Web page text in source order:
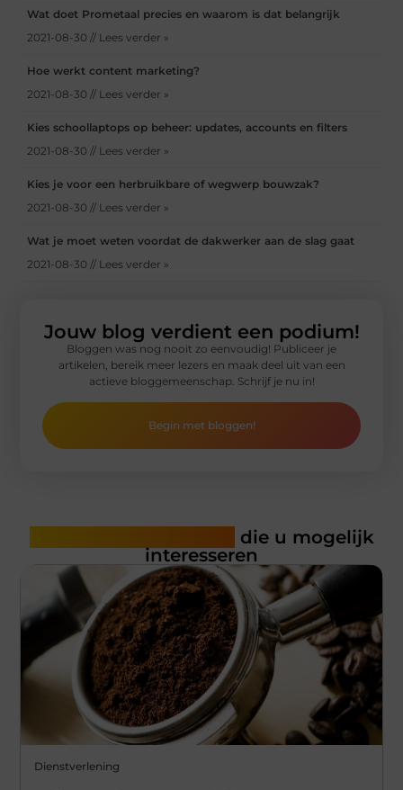
Wat doet Prometaal precies en waarom is dat belangrijk
2021-08-30 // Lees verder »
Hoe werkt content marketing?
2021-08-30 // Lees verder »
Kies schoollaptops op beheer: updates, accounts en filters
2021-08-30 // Lees verder »
Kies je voor een herbruikbare of wegwerp bouwzak?
2021-08-30 // Lees verder »
Wat je moet weten voordat de dakwerker aan de slag gaat
2021-08-30 // Lees verder »
Jouw blog verdient een podium!
Bloggen was nog nooit zo eenvoudig! Publiceer je
artikelen, bereik meer lezers en maak deel uit van een
actieve bloggemeenschap. Schrijf je nu in!
Begin met bloggen!
die u mogelijk
interesseren
Dienstverlening